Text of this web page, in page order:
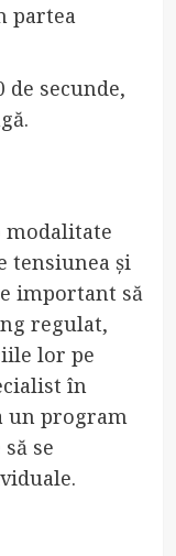
partea
secunde,
tensiunea și
important să
regulat,
lor pe
în
un program
se